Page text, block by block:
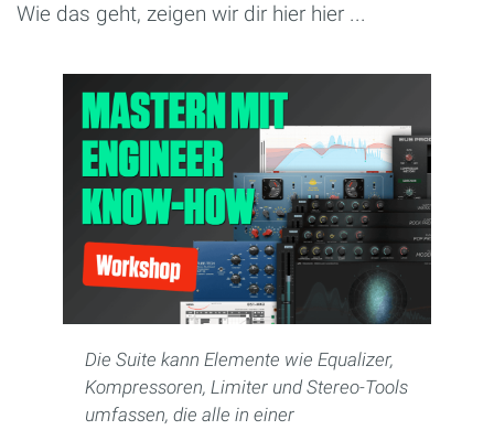
Wie das geht, zeigen wir dir hier hier ...
Die Suite kann Elemente wie Equalizer,
Kompressoren, Limiter und Stereo-Tools
umfassen, die alle in einer